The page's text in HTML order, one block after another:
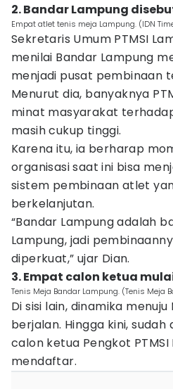
2. Bandar Lampung
Empat atlet tenis meja Lampung. (IDN
Sekretaris Umum PTMSI
menilai Bandar Lampung
menjadi pusat pembinaan
Menurut dia, banyaknya
minat masyarakat
masih cukup tinggi.
Karena itu, ia berharap
organisasi saat ini bisa
sistem pembinaan atlet
berkelanjutan.
“Bandar Lampung adalah
Lampung, jadi
diperkuat,” ujar Dian.
3. Empat calon ketua
Tenis Meja Bandar Lampung. (Tenis Meja
Di sisi lain, dinamika
berjalan. Hingga kini,
calon ketua Pengkot
mendaftar.